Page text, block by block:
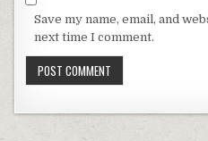
Save my name, email, and
next time I comment.